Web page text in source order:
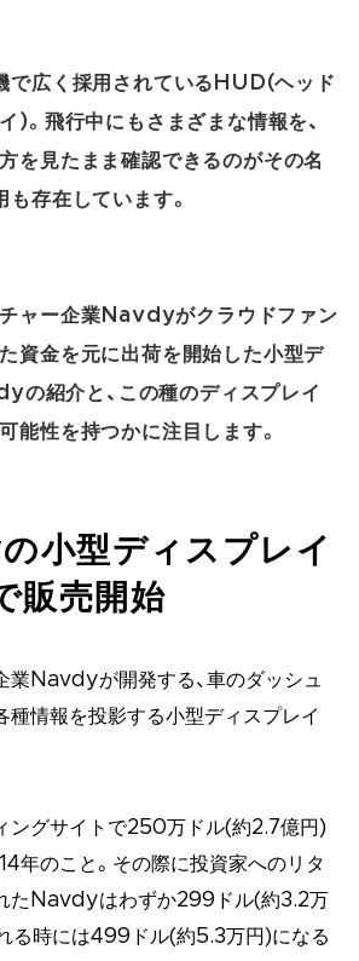
で広く採用されているHUD(ヘッド
)。飛行中にもさまざまな情報を、
を見たまま確認できるのがその名
も存在しています。
ャー企業Navdyがクラウドファン
資金を元に出荷を開始した小型デ
の紹介と、この種のディスプレイ
能性を持つかに注目します。
小型ディスプレイ
販売開始
業Navdyが開発する、車のダッシュ
種情報を投影する小型ディスプレイ
ングサイトで250万ドル(約2.7億円)
年のこと。その際に投資家へのリタ
たNavdyはわずか299ドル(約3.2万
る時には499ドル(約5.3万円)になる